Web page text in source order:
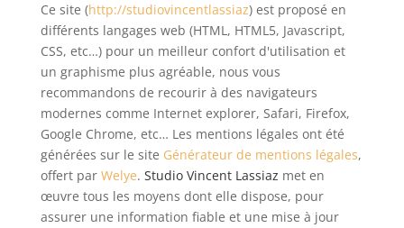
Ce site (http://studiovincentlassiaz) est proposé en
différents langages web (HTML, HTML5, Javascript,
CSS, etc…) pour un meilleur confort d'utilisation et
un graphisme plus agréable, nous vous
recommandons de recourir à des navigateurs
modernes comme Internet explorer, Safari, Firefox,
Google Chrome, etc… Les mentions légales ont été
générées sur le site Générateur de mentions légales,
offert par Welye. Studio Vincent Lassiaz met en
œuvre tous les moyens dont elle dispose, pour
assurer une information fiable et une mise à jour